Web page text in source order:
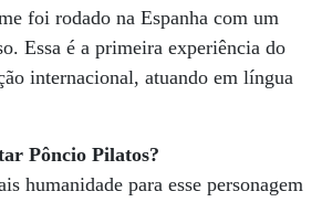
foi rodado na Espanha com um
Essa é a primeira experiência do
internacional, atuando em língua
Pôncio Pilatos?
humanidade para esse personagem